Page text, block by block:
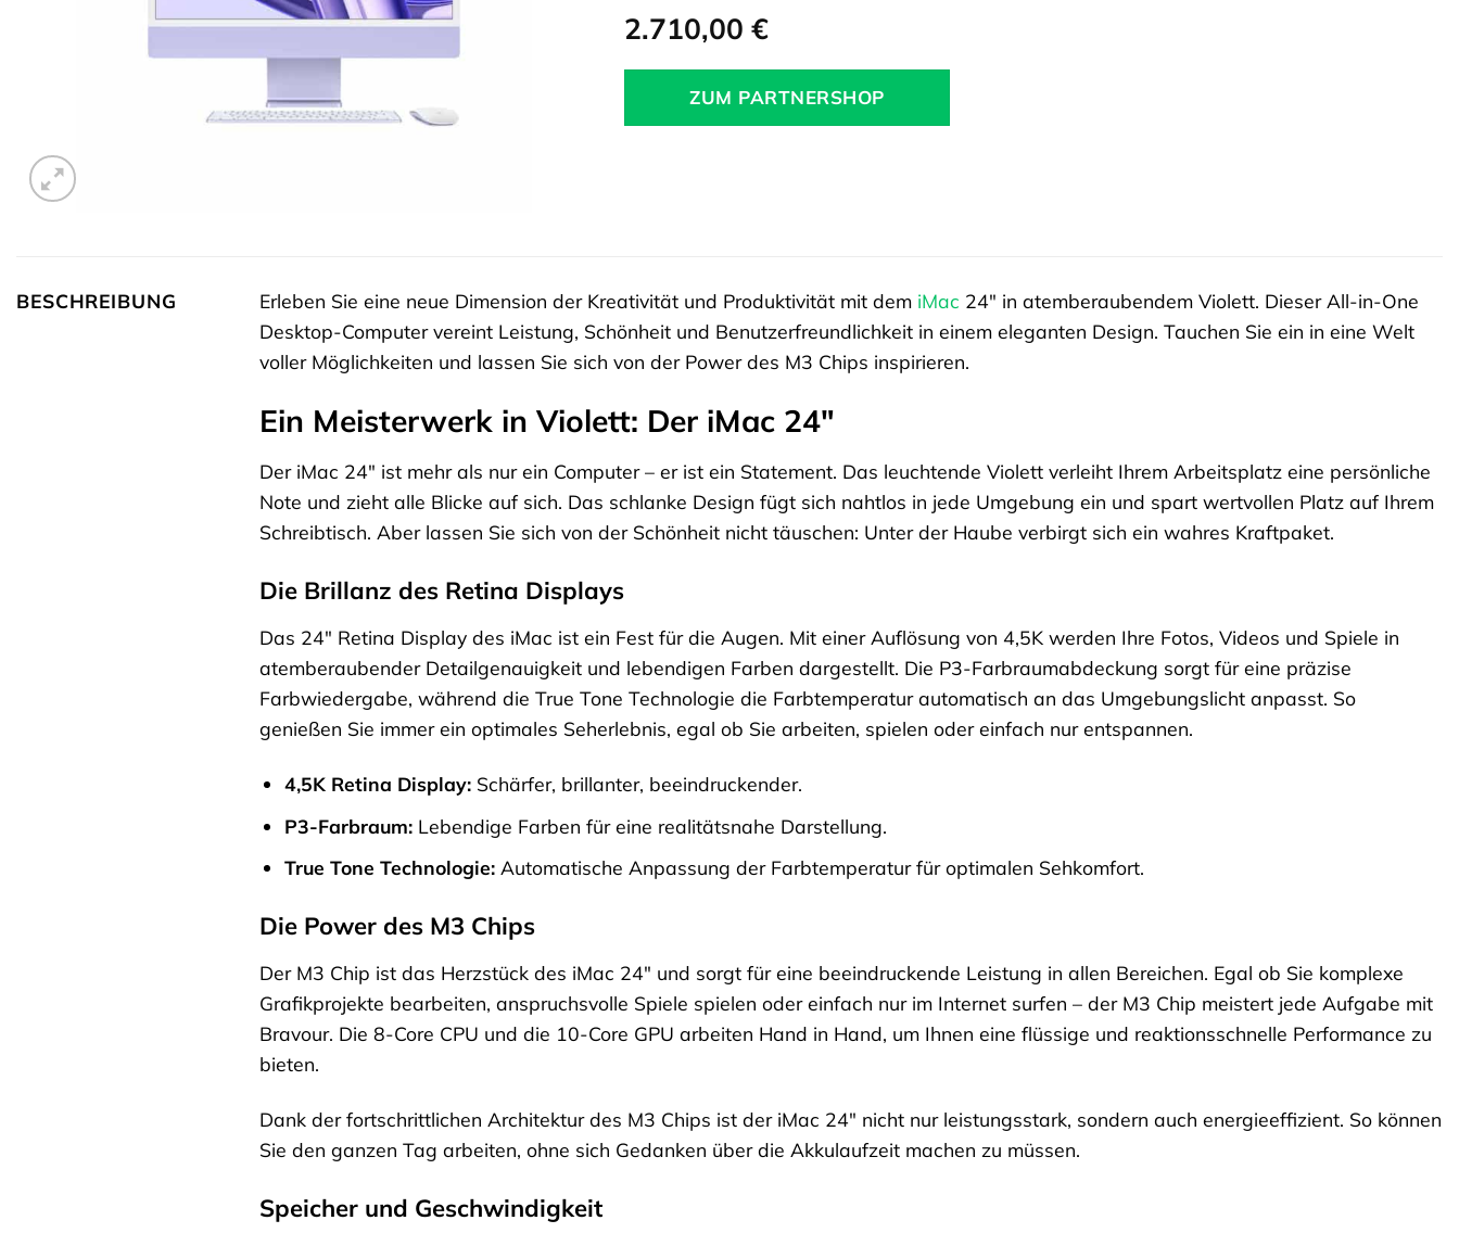
2.710,00 €
ZUM PARTNERSHOP
BESCHREIBUNG Erleben Sie eine neue Dimension der Kreativität und Produktivität mit dem iMac 24″ in atemberaubendem Violett. Dieser All-in-One
Desktop-Computer vereint Leistung, Schönheit und Benutzerfreundlichkeit in einem eleganten Design. Tauchen Sie ein in eine Welt
voller Möglichkeiten und lassen Sie sich von der Power des M3 Chips inspirieren.
Ein Meisterwerk in Violett: Der iMac 24″
Der iMac 24″ ist mehr als nur ein Computer – er ist ein Statement. Das leuchtende Violett verleiht Ihrem Arbeitsplatz eine persönliche
Note und zieht alle Blicke auf sich. Das schlanke Design fügt sich nahtlos in jede Umgebung ein und spart wertvollen Platz auf Ihrem
Schreibtisch. Aber lassen Sie sich von der Schönheit nicht täuschen: Unter der Haube verbirgt sich ein wahres Kraftpaket.
Die Brillanz des Retina Displays
Das 24″ Retina Display des iMac ist ein Fest für die Augen. Mit einer Auflösung von 4,5K werden Ihre Fotos, Videos und Spiele in
atemberaubender Detailgenauigkeit und lebendigen Farben dargestellt. Die P3-Farbraumabdeckung sorgt für eine präzise
Farbwiedergabe, während die True Tone Technologie die Farbtemperatur automatisch an das Umgebungslicht anpasst. So
genießen Sie immer ein optimales Seherlebnis, egal ob Sie arbeiten, spielen oder einfach nur entspannen.
4,5K Retina Display:Schärfer, brillanter, beeindruckender.
P3-Farbraum:Lebendige Farben für eine realitätsnahe Darstellung.
True Tone Technologie:Automatische Anpassung der Farbtemperatur für optimalen Sehkomfort.
Die Power des M3 Chips
Der M3 Chip ist das Herzstück des iMac 24″ und sorgt für eine beeindruckende Leistung in allen Bereichen. Egal ob Sie komplexe
Grafikprojekte bearbeiten, anspruchsvolle Spiele spielen oder einfach nur im Internet surfen – der M3 Chip meistert jede Aufgabe mit
Bravour. Die 8-Core CPU und die 10-Core GPU arbeiten Hand in Hand, um Ihnen eine flüssige und reaktionsschnelle Performance zu
bieten.
Dank der fortschrittlichen Architektur des M3 Chips ist der iMac 24″ nicht nur leistungsstark, sondern auch energieeffizient. So können
Sie den ganzen Tag arbeiten, ohne sich Gedanken über die Akkulaufzeit machen zu müssen.
Speicher und Geschwindigkeit